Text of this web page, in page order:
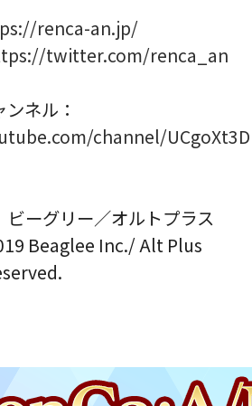
renca-an.jp/
twitter.com/renca_an
ネル：
channel/
ビーグリー／オルトプラス
Beaglee Inc./ Alt Plus